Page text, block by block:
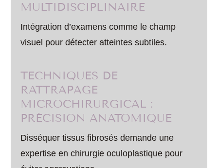
MULTIDISCIPLINAIRE
Intégration d’examens comme le champ
visuel pour détecter atteintes subtiles.
TECHNIQUES DE
RATTRAPAGE
MICROCHIRURGICAL :
PRÉCISION ANATOMIQUE
Disséquer tissus fibrosés demande une
expertise en chirurgie oculoplastique pour